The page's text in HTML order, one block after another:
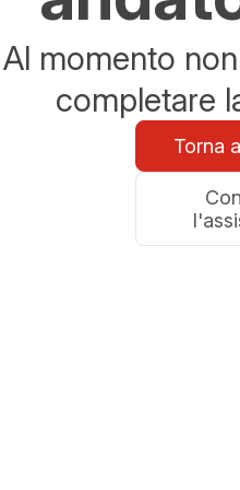
Al momento
completare
Torna